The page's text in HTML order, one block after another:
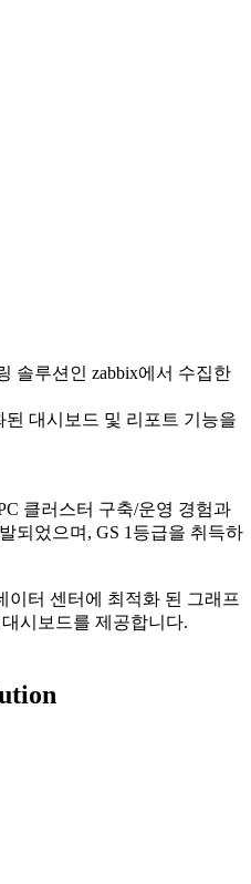
솔루션인 zabbix에서 수집한
대시보드 및 리포트 기능을
클러스터 구축/운영 경험과
되었으며, GS 1등급을 취득하
이터 센터에 최적화 된 그래프
대시보드를 제공합니다.